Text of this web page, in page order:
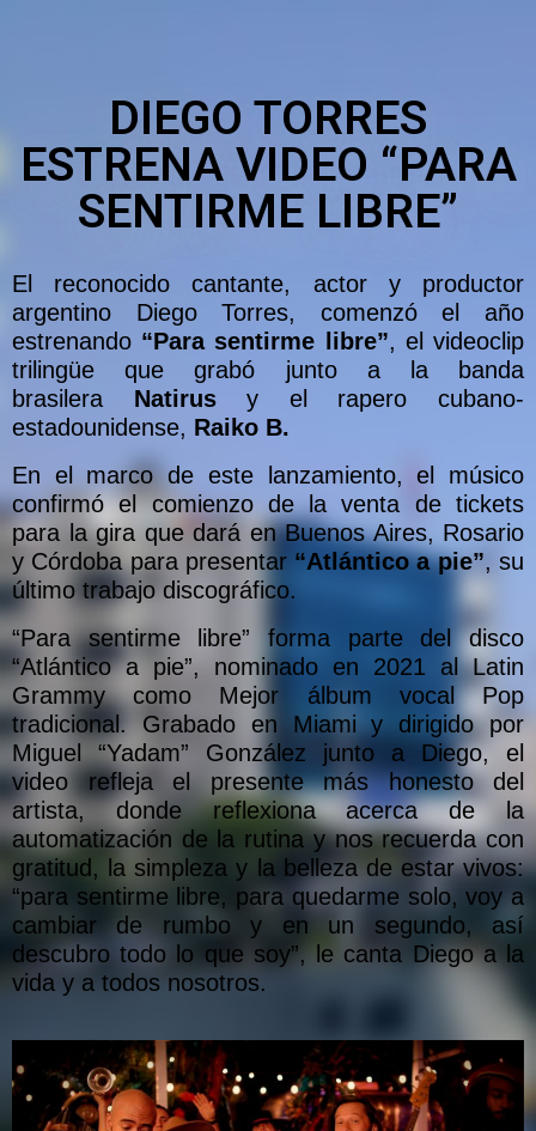
DIEGO TORRES
ESTRENA VIDEO “PARA
SENTIRME LIBRE”
El reconocido cantante, actor y productor
argentino Diego Torres, comenzó el año
estrenando “Para sentirme libre”, el videoclip
trilingüe que grabó junto a la banda
brasilera Natirusy el rapero cubano-
estadounidense, Raiko B.
En el marco de este lanzamiento, el músico
confirmó el comienzo de la venta de tickets
para la gira que dará en Buenos Aires, Rosario
y Córdoba para presentar“Atlántico a pie”, su
último trabajo discográfico.
“Para sentirme libre” forma parte del disco
“Atlántico a pie”, nominado en 2021 al Latin
Grammy como Mejor álbum vocal Pop
tradicional. Grabado en Miami y dirigido por
Miguel “Yadam” González junto a Diego, el
video refleja el presente más honesto del
artista, donde reflexiona acerca de la
automatización de la rutina y nos recuerda con
gratitud, la simpleza y la belleza de estar vivos:
“para sentirme libre, para quedarme solo, voy a
cambiar de rumbo y en un segundo, así
descubro todo lo que soy”, le canta Diego a la
vida y a todos nosotros.